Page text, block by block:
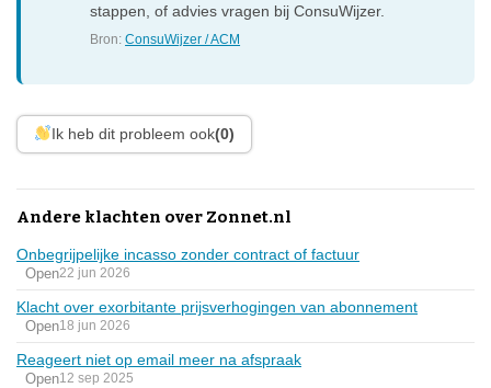
stappen, of advies vragen bij ConsuWijzer.
Bron:ConsuWijzer / ACM
Ik heb dit probleem ook(0)
Andere klachten over Zonnet.nl
Onbegrijpelijke incasso zonder contract of factuur
Open22 jun 2026
Klacht over exorbitante prijsverhogingen van abonnement
Open18 jun 2026
Reageert niet op email meer na afspraak
Open12 sep 2025